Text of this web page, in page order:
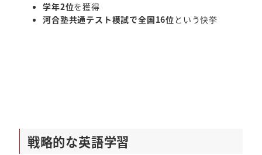
学年2位を獲得
河合塾共通テスト模試で全国16位 という快挙
戦略的な英語学習